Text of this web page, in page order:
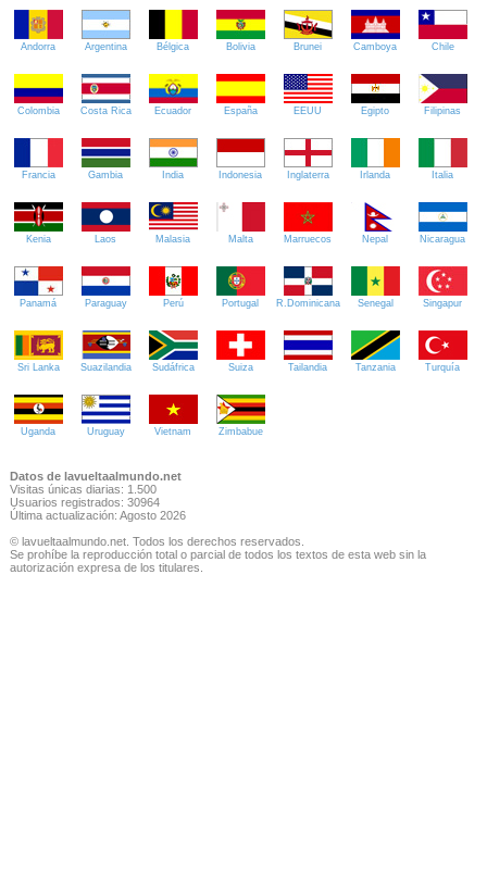
Andorra Argentina Bélgica Bolivia Brunei Camboya Chile
Colombia Costa Rica Ecuador España EEUU Egipto Filipinas
Francia Gambia India Indonesia Inglaterra Irlanda Italia
Kenia Laos Malasia Malta Marruecos Nepal Nicaragua
Panamá Paraguay Perú Portugal R.Dominicana Senegal Singapur
Sri Lanka Suazilandia Sudáfrica Suiza Tailandia Tanzania Turquía
Uganda Uruguay Vietnam Zimbabue
Datos de lavueltaalmundo.net
Visitas únicas diarias: 1.500
Usuarios registrados: 30964
Última actualización: Agosto 2026
© lavueltaalmundo.net. Todos los derechos reservados.
Se prohíbe la reproducción total o parcial de todos los textos de esta web sin la
autorización expresa de los titulares.